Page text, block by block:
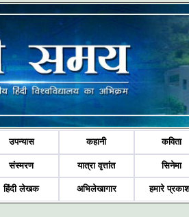
उपन्यास कहानी कविता
संस्मरण यात्रा वृत्तांत सिनेमा
हिंदी लेखक अभिलेखागार हमारे